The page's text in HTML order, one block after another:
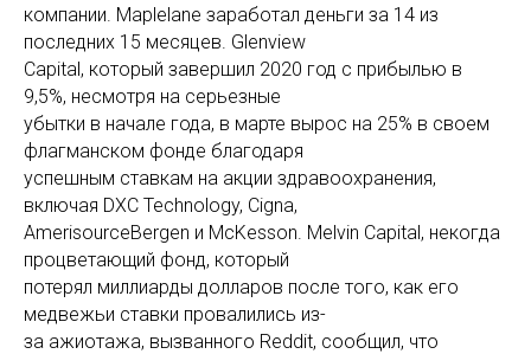
компании. Maplelane заработал деньги за 14 из
последних 15 месяцев. Glenview
Capital, который завершил 2020 год с прибылью в
9,5%, несмотря на серьезные
убытки в начале года, в марте вырос на 25% в своем
флагманском фонде благодаря
успешным ставкам на акции здравоохранения,
включая DXC Technology, Cigna,
AmerisourceBergen и McKesson. Melvin Capital, некогда
процветающий фонд, который
потерял миллиарды долларов после того, как его
медвежьи ставки провалились из-
за ажиотажа, вызванного Reddit, сообщил, что